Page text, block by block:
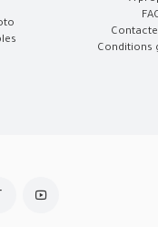
Conditions